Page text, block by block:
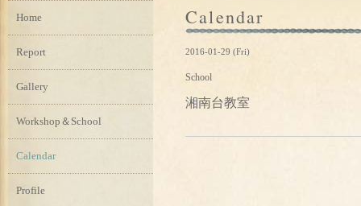
Calendar
2016-01-29 (Fri)
School
湘南台教室
Home
Report
Gallery
Workshop＆School
Calendar
Profile